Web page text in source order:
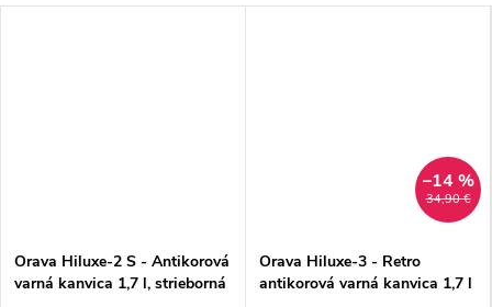
Orava Hiluxe-2 S - Antikorová
varná kanvica 1,7 l, strieborná
34,90 €
–14 %
Orava Hiluxe-3 - Retro
antikorová varná kanvica 1,7 l